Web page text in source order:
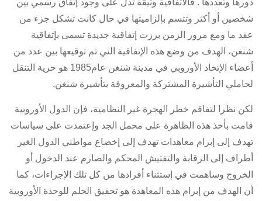
دورها وتعددها . فالاتفاقية وثيقة تدل على وجود إتفاق رسمي بين
شخصين أو أكثر وتتسم بإلزاميتها في حال كانت تشكل جزء من
عقد ما ومع مرور الزمن برزت إتفاقية جديدة تسمى بإتفاقية
شنغن، الهدف من وضع هذه الإتفاقية التي تم توقيعها بين عدد من
أعضاء الإتحاد الأوروبي في مدينة شنغن عام1985 هو حرية التنقل
لحاملي التأشيرة المشتركة والمعروفة بتأشيرة شنغن.
لكن نظرا لتفاقم خطر الهجرة غير النظامية، فإن الدول الأوروبية
قامت بأخذ هذه الظاهرة على محمل الجد وإعتمدت على سياسات
تهدف إلى إبرام معاهدات تهدف إلى إخضاع مواطني الدول الغير
أطراف إلى الرقابة والتفتيش المحكم والصارم عند الدخول أو
الخروج وساهمت في إستثناء أفرادها من كل تلك الإجراءات، كما
أن الهدف من إبرام هذه المعاهدة هو تحقيق الحلم للوحدة الأوروبية